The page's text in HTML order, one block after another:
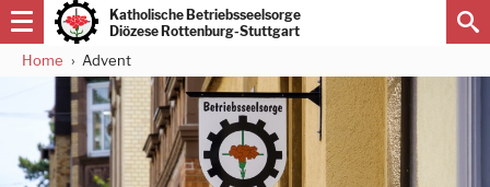
Direkt
zum
Inhalt
Katholische Betriebsseelsorge
Diözese Rottenburg-Stuttgart
Home Advent